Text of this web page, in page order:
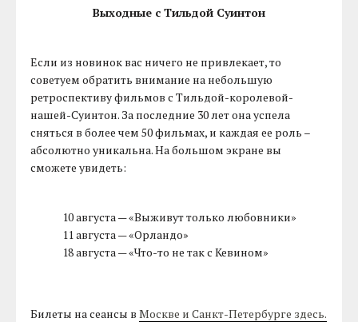
Выходные с Тильдой Суинтон
Если из новинок вас ничего не привлекает, то
советуем обратить внимание на небольшую
ретроспективу фильмов с Тильдой-королевой-
нашей-Суинтон. За последние 30 лет она успела
сняться в более чем 50 фильмах, и каждая ее роль –
абсолютно уникальна. На большом экране вы
сможете увидеть:
10 августа — «Выживут только любовники»
11 августа — «Орландо»
18 августа — «Что-то не так с Кевином»
Билеты на сеансы вМоскве и Санкт-Петербурге здесь.